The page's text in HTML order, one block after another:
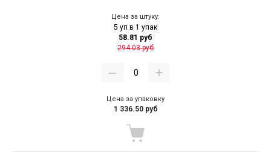
Цена за штуку:
5 уп в 1 упак
58.81 руб
294.03 руб
Цена за упаковку
1 336.50 руб